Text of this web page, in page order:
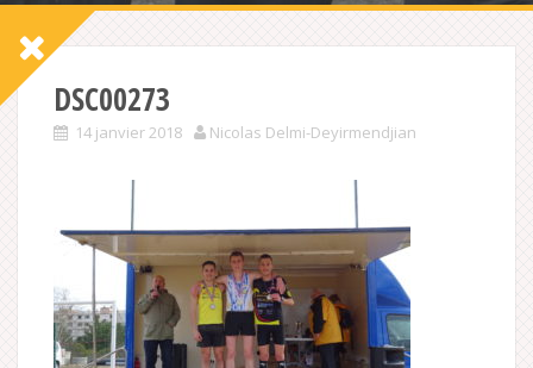
DSC00273
14 janvier 2018 Nicolas Delmi-Deyirmendjian